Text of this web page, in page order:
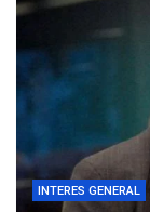
INTERES GENERAL